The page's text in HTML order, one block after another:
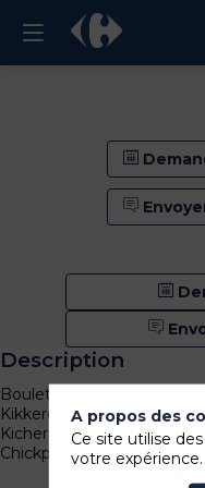
Description
Boulettes de pois chiches
Kikkererwten
Kichererbsenbällchen mit
Chickpea balls with sesame
A propos des
Ce site utilise
votre expérience.